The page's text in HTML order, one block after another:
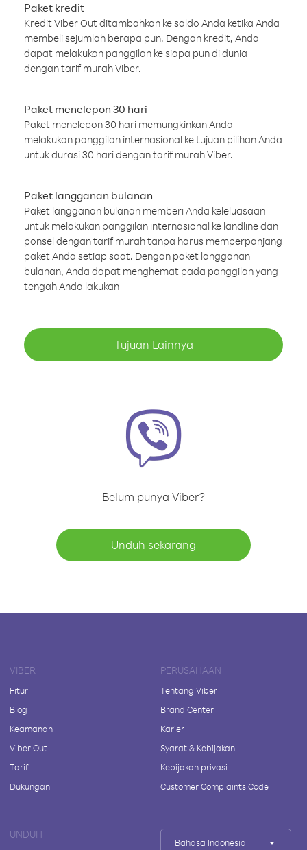
Paket kredit
Kredit Viber Out ditambahkan ke saldo Anda ketika Anda
membeli sejumlah berapa pun. Dengan kredit, Anda
dapat melakukan panggilan ke siapa pun di dunia
dengan tarif murah Viber.
Paket menelepon 30 hari
Paket menelepon 30 hari memungkinkan Anda
melakukan panggilan internasional ke tujuan pilihan Anda
untuk durasi 30 hari dengan tarif murah Viber.
Paket langganan bulanan
Paket langganan bulanan memberi Anda keleluasaan
untuk melakukan panggilan internasional ke landline dan
ponsel dengan tarif murah tanpa harus memperpanjang
paket Anda setiap saat. Dengan paket langganan
bulanan, Anda dapat menghemat pada panggilan yang
tengah Anda lakukan
Tujuan Lainnya
Belum punya Viber?
Unduh sekarang
VIBER
Fitur
Blog
Keamanan
Viber Out
Tarif
Dukungan
PERUSAHAAN
Tentang Viber
Brand Center
Karier
Syarat & Kebijakan
Kebijakan privasi
Customer Complaints Code
UNDUH
Bahasa Indonesia